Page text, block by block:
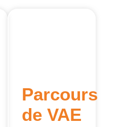
Parcours
de VAE